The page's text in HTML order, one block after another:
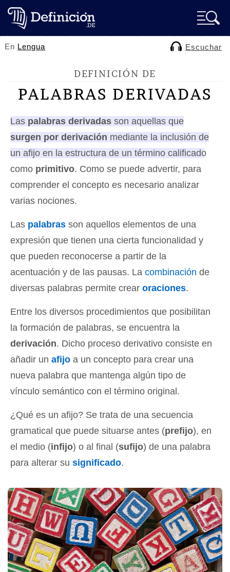
En Lengua Escuchar
DEFINICIÓN DE
PALABRAS DERIVADAS
Las palabras derivadas son aquellas que
surgen por derivación mediante la inclusión de
un afijo en la estructura de un término calificado
como primitivo. Como se puede advertir, para
comprender el concepto es necesario analizar
varias nociones.
Las palabras son aquellos elementos de una
expresión que tienen una cierta funcionalidad y
que pueden reconocerse a partir de la
acentuación y de las pausas. La combinación de
diversas palabras permite crear oraciones.
Entre los diversos procedimientos que posibilitan
la formación de palabras, se encuentra la
derivación. Dicho proceso derivativo consiste en
añadir un afijo a un concepto para crear una
nueva palabra que mantenga algún tipo de
vínculo semántico con el término original.
¿Qué es un afijo? Se trata de una secuencia
gramatical que puede situarse antes (prefijo), en
el medio (infijo) o al final (sufijo) de una palabra
para alterar su significado.